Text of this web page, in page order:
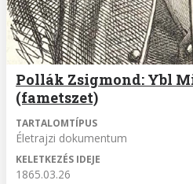
Pollák Zsigmond: Ybl
(fametszet)
TARTALOMTÍPUS
Életrajzi dokumentum
KELETKEZÉS IDEJE
1865.03.26